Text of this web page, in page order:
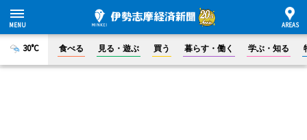
30°C 食べる 見る・遊ぶ 買う 暮らす・働く 学ぶ・知る